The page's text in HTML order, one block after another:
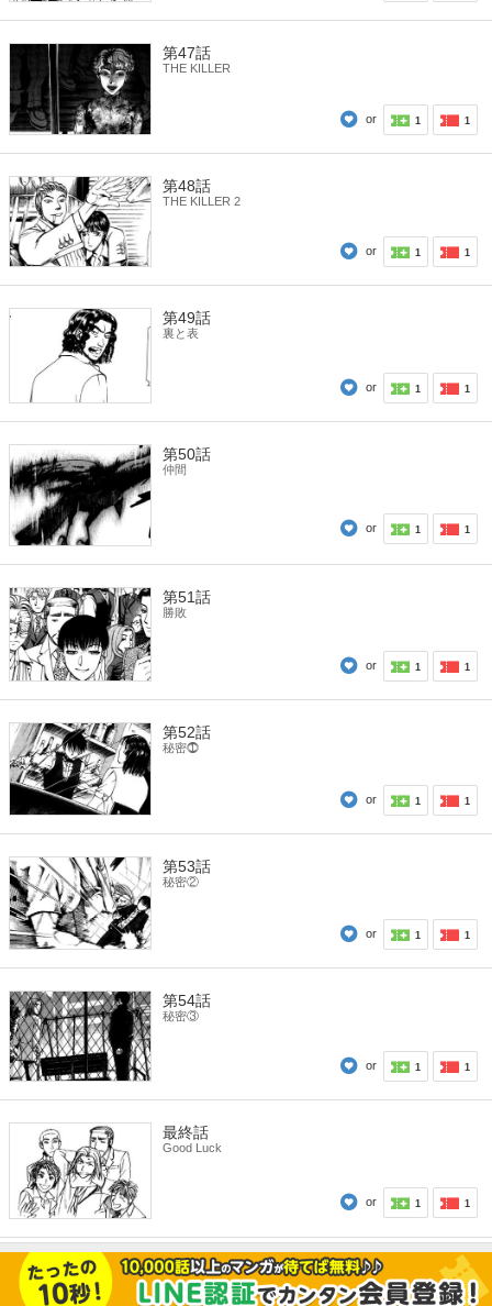
第47話
THE KILLER
or 1 1
第48話
THE KILLER 2
or 1 1
第49話
裏と表
or 1 1
第50話
仲間
or 1 1
第51話
勝敗
or 1 1
第52話
秘密⓵
or 1 1
第53話
秘密②
or 1 1
第54話
秘密③
or 1 1
最終話
Good Luck
or 1 1